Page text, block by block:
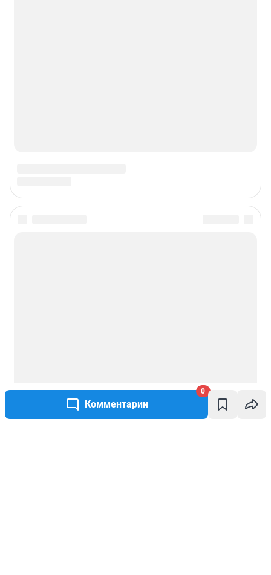
Комментарии
0